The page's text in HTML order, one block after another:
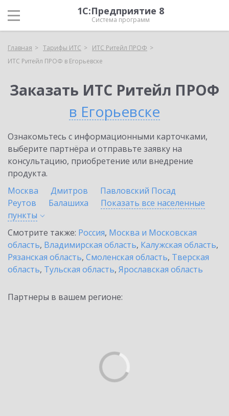
1С:Предприятие 8
Система программ
Главная Тарифы ИТС
ИТС Ритейл ПРОФ
ИТС Ритейл ПРОФ в Егорьевске
Заказать ИТС Ритейл ПРОФ
в Егорьевске
Ознакомьтесь с информационными карточками,
выберите партнёра и отправьте заявку на
консультацию, приобретение или внедрение
продукта.
Москва
Дмитров
Павловский Посад
Реутов
Балашиха
Показать все населенные
пункты
Смотрите также: Россия, Москва и Московская
область, Владимирская область, Калужская область,
Рязанская область, Смоленская область, Тверская
область, Тульская область, Ярославская область
Партнеры в вашем регионе: